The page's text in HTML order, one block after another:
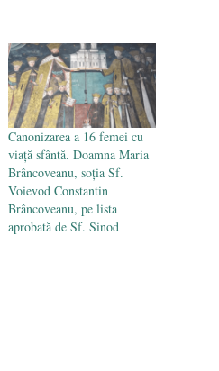
efecte. Bustul
Goga, înlăturat din Iași
Canonizarea a 16 femei cu
viață sfântă. Doamna Maria
Brâncoveanu, soția Sf.
Voievod Constantin
Brâncoveanu, pe lista
aprobată de Sf. Sinod